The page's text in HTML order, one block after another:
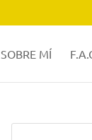
SOBRE MÍ